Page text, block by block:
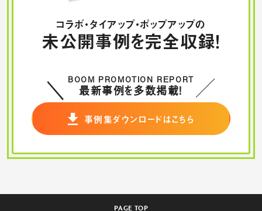
コラボ・タイアップ・ポップアップの
未公開事例を完全収録！
BOOM PROMOTION REPORT
最新事例を多数掲載！
事例集ダウンロードはこちら
PAGE TOP